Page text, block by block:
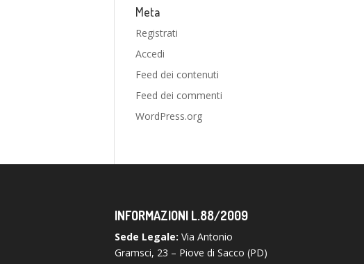
Meta
Registrati
Accedi
Feed dei contenuti
Feed dei commenti
WordPress.org
INFORMAZIONI L.88/2009
Sede Legale:Via Antonio
Gramsci, 23 – Piove di Sacco (PD)